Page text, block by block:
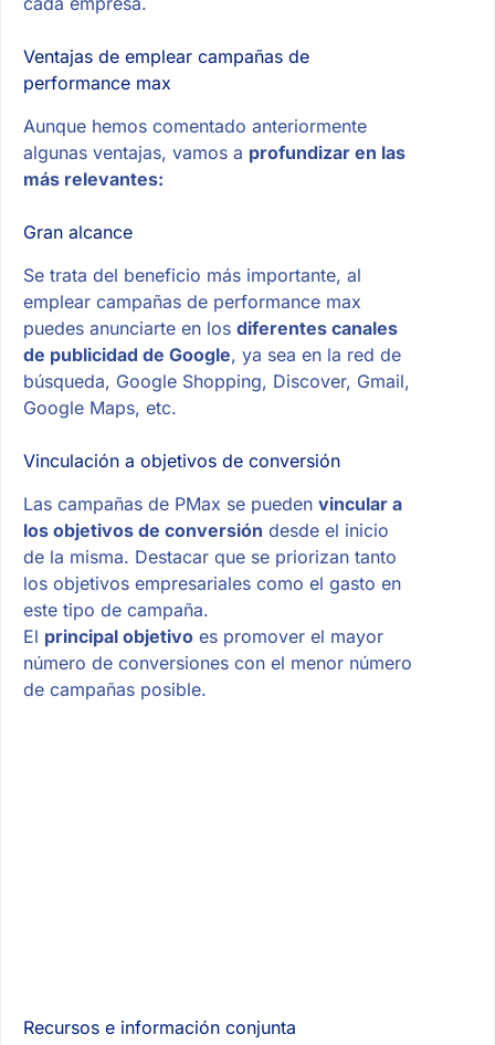
Ventajas de emplear campañas de
performance max
Aunque hemos comentado anteriormente
algunas ventajas, vamos a profundizar en las
más relevantes:
Gran alcance
Se trata del beneficio más importante, al
emplear campañas de performance max
puedes anunciarte en los diferentes canales
de publicidad de Google, ya sea en la red de
búsqueda, Google Shopping, Discover, Gmail,
Google Maps, etc.
Vinculación a objetivos de conversión
Las campañas de PMax se pueden vincular a
los objetivos de conversión desde el inicio
de la misma. Destacar que se priorizan tanto
los objetivos empresariales como el gasto en
este tipo de campaña.
El principal objetivoes promover el mayor
número de conversiones con el menor número
de campañas posible.
Recursos e información conjunta